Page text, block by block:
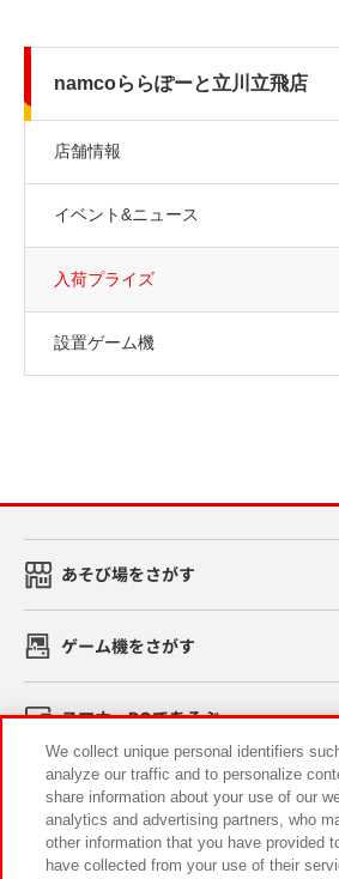
namcoららぽーと立川立飛店
店舗情報
イベント&ニュース
入荷プライズ
設置ゲーム機
あそび場をさがす
ゲーム機をさがす
スマホ・PCであそぶ
イベント・キャンペーン
We collect unique personal identifiers
analyze our traffic and to personalize
share information about your use of our
analytics and advertising partners, who
other information that you have provided
have collected from your use of their